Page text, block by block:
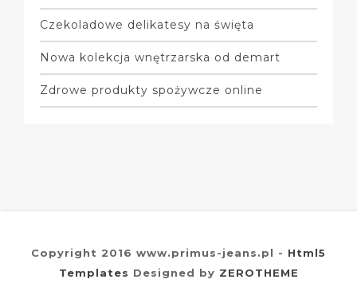
Czekoladowe delikatesy na święta
Nowa kolekcja wnętrzarska od demart
Zdrowe produkty spożywcze online
Copyright 2016 www.primus-jeans.pl - Html5
Templates Designed by ZEROTHEME